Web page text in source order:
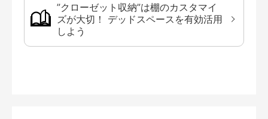
”クローゼット収納”は棚のカスタマイ
ズが大切！ デッドスペースを有効活用
しよう